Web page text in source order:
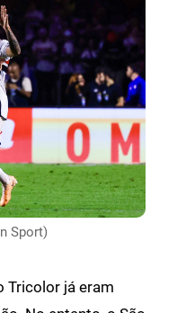
Sport)
Tricolor já eram